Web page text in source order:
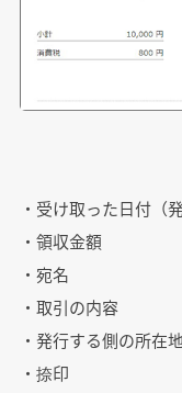
・受け取った日付（
・領収金額
・宛名
・取引の内容
・発行する側の所在
・捺印